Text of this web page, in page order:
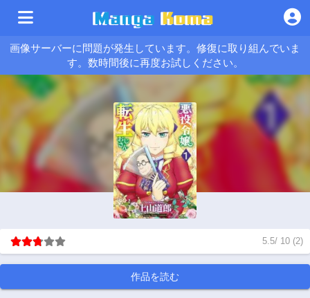
画像サーバーに問題が発生しています。修復に取り組んでいま
す。数時間後に再度お試しください。
5.5/ 10 (2)
作品を読む